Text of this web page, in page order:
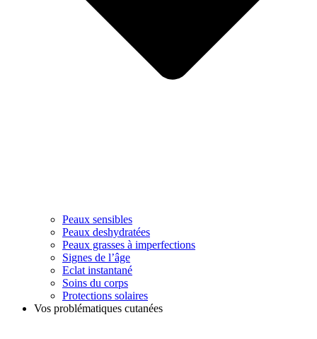
Peaux sensibles
Peaux deshydratées
Peaux grasses à imperfections
Signes de l’âge
Eclat instantané
Soins du corps
Protections solaires
Vos problématiques cutanées